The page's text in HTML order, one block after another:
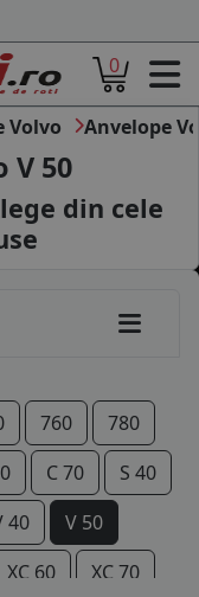
0
Volvo Anvelope
V 50
din cele
760
780
C 70
S 40
40
V 50
XC 60
XC 70